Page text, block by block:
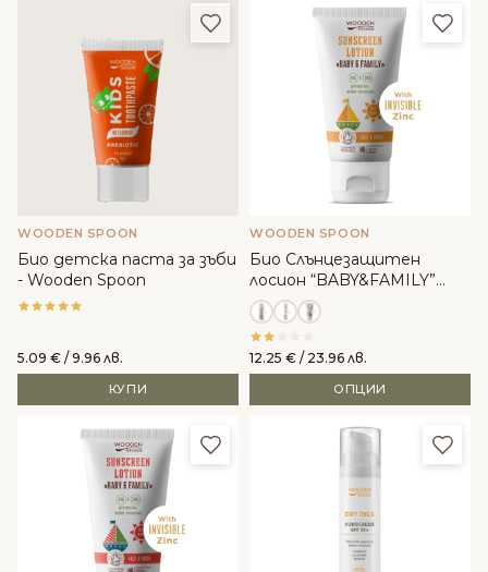
Добави в любими
WOODEN SPOON
Био детска паста за зъби
- Wooden Spoon
5.09 € / 9.96 лв.
КУПИ
WOODEN SPOON
Био Слънцезащитен
лосион “BABY&FAMILY”
SPF 30 - WoodenSpoon
12.25 € / 23.96 лв.
ОПЦИИ
Добави в любими